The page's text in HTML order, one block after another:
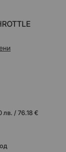
лв. / 76.18 €